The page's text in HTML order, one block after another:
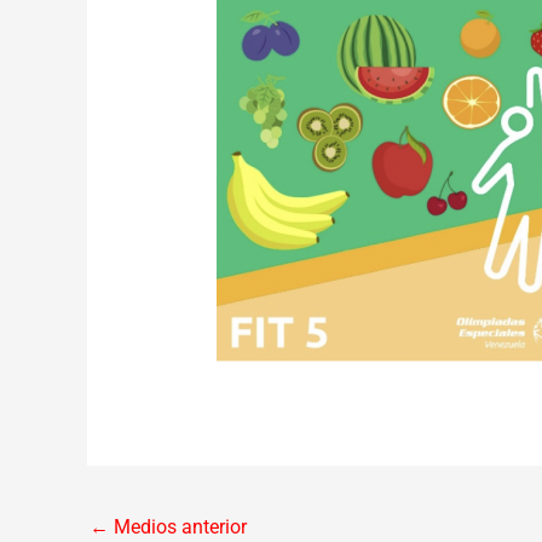
← Medios anterior